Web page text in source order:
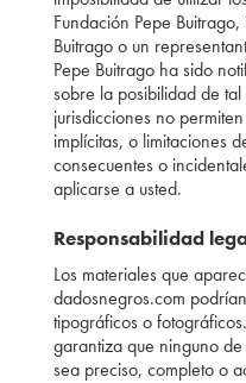
Fundación Pepe
Buitrago o un
Pepe Buitrago ha sido
sobre la posibilidad de
jurisdicciones no
implícitas, o limitaciones
consecuentes o
aplicarse a usted.
Responsabilidad
Los materiales que
dadosnegros.com
tipográficos o
garantiza que ninguno
sea preciso, completo o